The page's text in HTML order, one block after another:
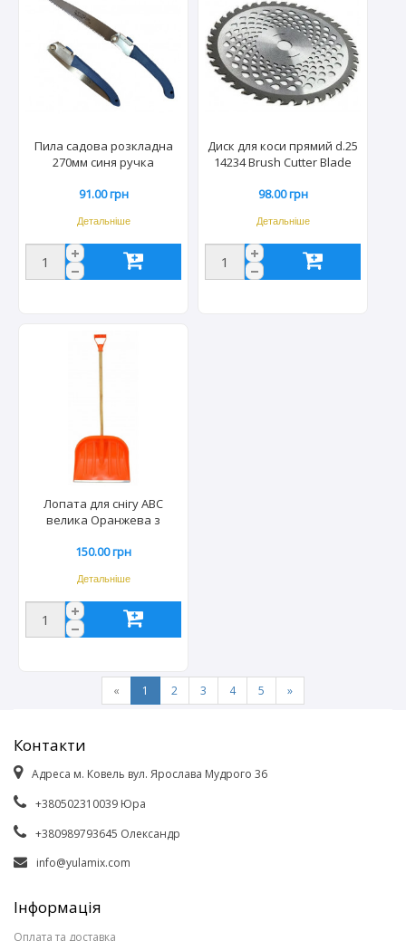
Пила садова розкладна
270мм синя ручка
91.00 грн
Детальніше
Диск для коси прямий d.25
14234 Brush Cutter Blade
98.00 грн
Детальніше
Лопата для снігу АВС
велика Оранжева з
150.00 грн
Детальніше
« 1 2 3 4 5 »
Контакти
Адреса м. Ковель вул. Ярослава Мудрого 36
+380502310039 Юра
+380989793645 Олександр
info@yulamix.com
Інформація
Оплата та доставка